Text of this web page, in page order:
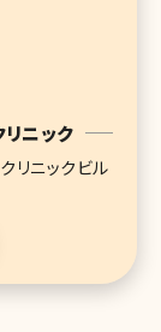
ニック
リニックビル